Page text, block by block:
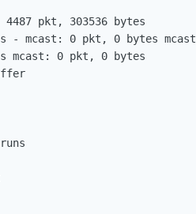
pkt, 303536 bytes
- mcast: 0 pkt, 0 bytes mcast
mcast: 0 pkt, 0 bytes